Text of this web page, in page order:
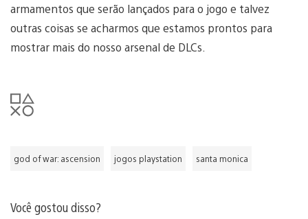
armamentos que serão lançados para o jogo e talvez
outras coisas se acharmos que estamos prontos para
mostrar mais do nosso arsenal de DLCs.
god of war: ascension jogos playstation santa monica
Você gostou disso?